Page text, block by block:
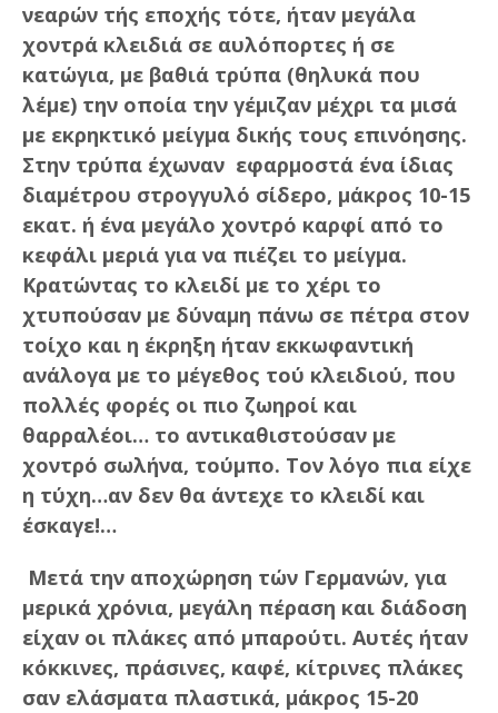
νεαρών τής εποχής τότε, ήταν μεγάλα
χοντρά κλειδιά σε αυλόπορτες ή σε
κατώγια, με βαθιά τρύπα (θηλυκά που
λέμε) την οποία την γέμιζαν μέχρι τα μισά
με εκρηκτικό μείγμα δικής τους επινόησης.
Στην τρύπα έχωναν εφαρμοστά ένα ίδιας
διαμέτρου στρογγυλό σίδερο, μάκρος 10-15
εκατ. ή ένα μεγάλο χοντρό καρφί από το
κεφάλι μεριά για να πιέζει το μείγμα.
Κρατώντας το κλειδί με το χέρι το
χτυπούσαν με δύναμη πάνω σε πέτρα στον
τοίχο και η έκρηξη ήταν εκκωφαντική
ανάλογα με το μέγεθος τού κλειδιού, που
πολλές φορές οι πιο ζωηροί και
θαρραλέοι… το αντικαθιστούσαν με
χοντρό σωλήνα, τούμπο. Τον λόγο πια είχε
η τύχη…αν δεν θα άντεχε το κλειδί και
έσκαγε!…
Μετά την αποχώρηση τών Γερμανών, για
μερικά χρόνια, μεγάλη πέραση και διάδοση
είχαν οι πλάκες από μπαρούτι. Αυτές ήταν
κόκκινες, πράσινες, καφέ, κίτρινες πλάκες
σαν ελάσματα πλαστικά, μάκρος 15-20